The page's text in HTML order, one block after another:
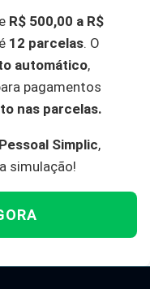
R$ 500,00 a R$
12 parcelas. O
automático,
pagamentos
nas parcelas.
Simplic,
simulação!